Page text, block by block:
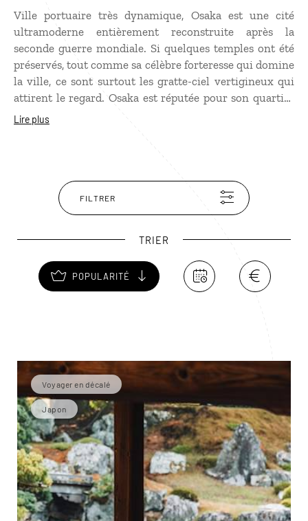
Ville portuaire très dynamique, Osaka est une cité
ultramoderne entièrement reconstruite après la
seconde guerre mondiale. Si quelques temples ont été
préservés, tout comme sa célèbre forteresse qui domine
la ville, ce sont surtout les gratte-ciel vertigineux qui
attirent le regard. Osaka est réputée pour son quartier
nocturne, Dotombori, où clignotent des néons
un mets incontournable.
Lire plus
FILTRER
TRIER
POPULARITÉ
Voyager en décalé
Japon